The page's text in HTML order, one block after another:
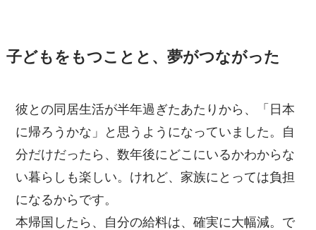
子どもをもつことと、夢がつながった
彼との同居生活が半年過ぎたあたりから、「日本
に帰ろうかな」と思うようになっていました。自
分だけだったら、数年後にどこにいるかわからな
い暮らしも楽しい。けれど、家族にとっては負担
になるからです。
本帰国したら、自分の給料は、確実に大幅減。で